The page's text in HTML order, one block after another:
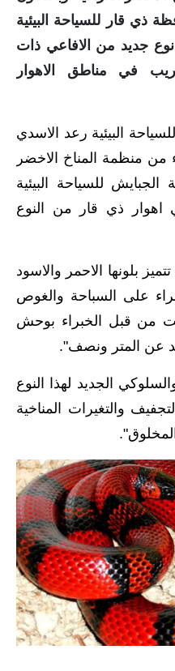
الاخبار الاقتصادية
الاخبار الرياضية
اخبار وقرارات وزارة التربية
نتائج الامتحانات
المرحلة الابتدائية
المرحلة الاعدادية
اسئلة وزارية
المرحلة المتوسطة
المرحلة الاعدادية
مرشحات
المرحلة الابتدائية
المرحلة المتوسطة
المرحلة الاعدادية
كتب مدرسية
ذي قار للسياحة البيئية
جديد من الافاعي ذات
في مناطق الاهوار
البيئية رعد الاسدي
منظمة المناخ الاخضر
للسياحة البيئية
اهوار ذي قار من النوع
بلونها الاحمر والاسود
على السباحة والغوص
من قبل الخبراء بوحش
عن المتر ونصف".
الجديد لهذا النوع
والتغيرات المناخية